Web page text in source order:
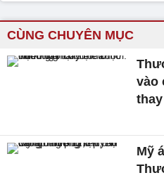
CÙNG CHUYÊN MỤC
vào
Mỹ